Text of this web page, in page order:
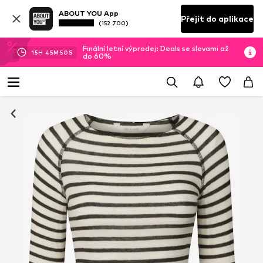
ABOUT YOU App
(152 700) Přejít do aplikace
15H 45M 49 S
Finální letní výprodej: Deals se slevami až
do 60%